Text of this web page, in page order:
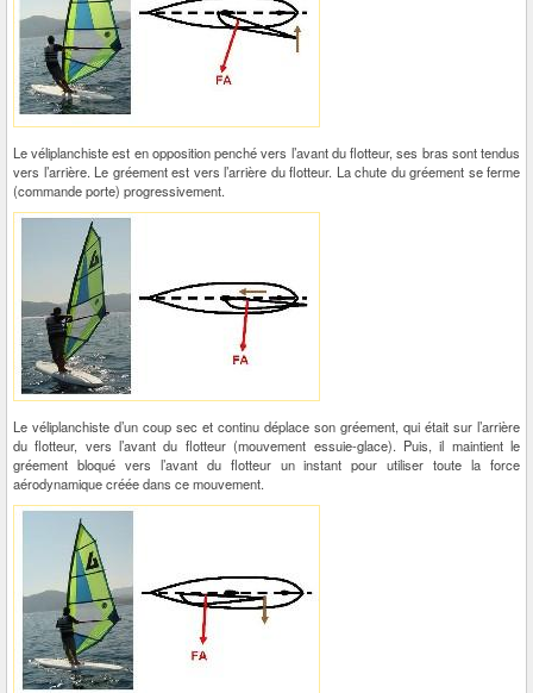
Le véliplanchiste est en opposition penché vers l’avant du flotteur, ses bras sont tendus
vers l’arrière. Le gréement est vers l’arrière du flotteur. La chute du gréement se ferme
(commande porte) progressivement.
Le véliplanchiste d’un coup sec et continu déplace son gréement, qui était sur l’arrière
du flotteur, vers l’avant du flotteur (mouvement essuie-glace). Puis, il maintient le
gréement bloqué vers l’avant du flotteur un instant pour utiliser toute la force
aérodynamique créée dans ce mouvement.